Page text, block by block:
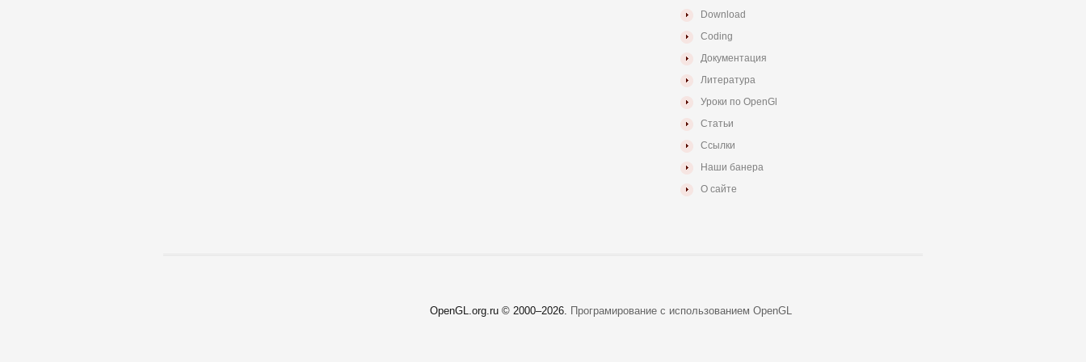
Download
Coding
Документация
Литература
Уроки по OpenGl
Статьи
Ссылки
Наши банера
О сайте
OpenGL.org.ru © 2000–2026. Програмирование с использованием OpenGL